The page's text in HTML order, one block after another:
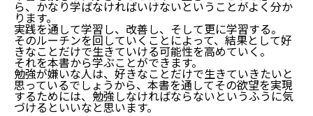
ら、かなり学ばなければいけないということがよく分か
ります。
実践を通して学習し、改善し、そして更に学習する。
そのルーチンを回していくことによって、結果として好
きなことだけで生きていける可能性を高めていく。
それを本書から学ぶことができます。
勉強が嫌いな人は、好きなことだけで生きていきたいと
思っているでしょうから、本書を通してその欲望を実現
するためには、勉強しなければならないというふうに気
づけるといいなと思います。
勉強しないと後悔するはマジな話
勉強しないとマジ後悔する
勉強なんかしなくてもいいという人がいるけども
勉強が嫌いな人は好きなことを勉強するようにしたら
いい件